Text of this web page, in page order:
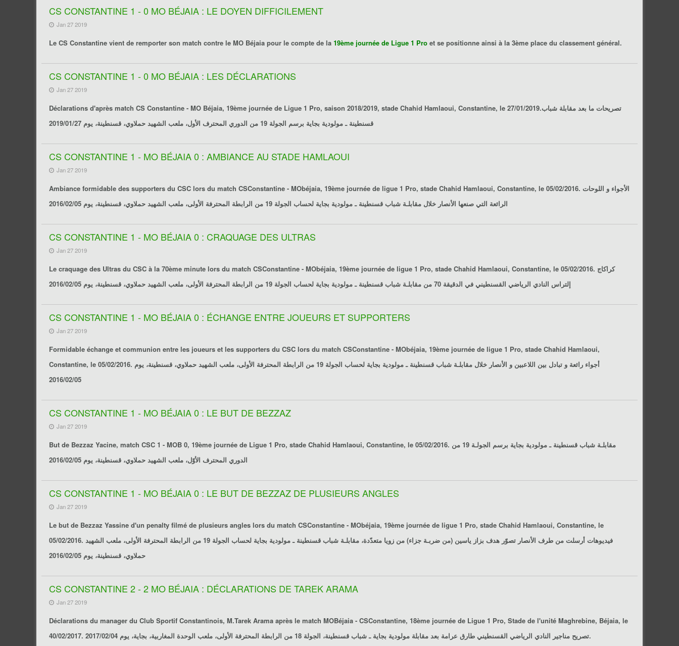
CS CONSTANTINE 1 - 0 MO BÉJAIA : LE DOYEN DIFFICILEMENT
Jan 27 2019
Le CS Constantine vient de remporter son match contre le MO Béjaia pour le compte de la 19ème journée de Ligue 1 Pro et se positionne ainsi à la 3ème place du classement général.
CS CONSTANTINE 1 - 0 MO BÉJAIA : LES DÉCLARATIONS
Jan 27 2019
Déclarations d'après match CS Constantine - MO Béjaia , 19ème journée de Ligue 1 Pro, saison 2018/2019, stade Chahid Hamlaoui, Constantine, le 27/01/2019.تصريحات ما بعد مقابلة شباب
قسنطينة ـ مولودية بجاية برسم الجولة 19 من الدوري المحترف الأول، ملعب الشهيد حملاوي، قسنطينة، يوم 2019/01/27
CS CONSTANTINE 1 - MO BÉJAIA 0 : AMBIANCE AU STADE HAMLAOUI
Jan 27 2019
Ambiance formidable des supporters du CSC lors du match CSConstantine - MObéjaia, 19ème journée de ligue 1 Pro, stade Chahid Hamlaoui, Constantine, le 05/02/2016. الأجواء و اللوحات
الرائعة التي صنعها الأنصار خلال مقابلـة شباب قسنطينة ـ مولودية بجاية لحساب الجولة 19 من الرابطة المحترفة الأولى، ملعب الشهيد حملاوي، قسنطينة، يوم 2016/02/05
CS CONSTANTINE 1 - MO BÉJAIA 0 : CRAQUAGE DES ULTRAS
Jan 27 2019
Le craquage des Ultras du CSC à la 70ème minute lors du match CSConstantine - MObéjaia, 19ème journée de ligue 1 Pro, stade Chahid Hamlaoui, Constantine, le 05/02/2016. كراكاج
إلتراس النادي الرياضي القسنطيني في الدقيقة 70 من مقابلـة شباب قسنطينة ـ مولودية بجاية لحساب الجولة 19 من الرابطة المحترفة الأولى، ملعب الشهيد حملاوي، قسنطينة، يوم 2016/02/05
CS CONSTANTINE 1 - MO BÉJAIA 0 : ÉCHANGE ENTRE JOUEURS ET SUPPORTERS
Jan 27 2019
Formidable échange et communion entre les joueurs et les supporters du CSC lors du match CSConstantine - MObéjaia, 19ème journée de ligue 1 Pro, stade Chahid Hamlaoui,
Constantine, le 05/02/2016. أجواء رائعة و تبادل بين اللاعبين و الأنصار خلال مقابلـة شباب قسنطينة ـ مولودية بجاية لحساب الجولة 19 من الرابطة المحترفة الأولى، ملعب الشهيد حملاوي، قسنطينة، يوم
2016/02/05
CS CONSTANTINE 1 - MO BÉJAIA 0 : LE BUT DE BEZZAZ
Jan 27 2019
But de Bezzaz Yacine, match CSC 1 - MOB 0, 19ème journée de Ligue 1 Pro, stade Chahid Hamlaoui, Constantine, le 05/02/2016. مقابلـة شباب قسنطينة ـ مولودية بجاية برسم الجولـة 19 من
الدوري المحترف الأوّل، ملعب الشهيد حملاوي، قسنطينة، يوم 2016/02/05
CS CONSTANTINE 1 - MO BÉJAIA 0 : LE BUT DE BEZZAZ DE PLUSIEURS ANGLES
Jan 27 2019
Le but de Bezzaz Yassine d'un penalty filmé de plusieurs angles lors du match CSConstantine - MObéjaia, 19ème journée de ligue 1 Pro, stade Chahid Hamlaoui, Constantine, le
05/02/2016. فيديوهات أرسلت من طرف الأنصار تصوّر هدف بزاز ياسين (من ضربـة جزاء) من زويا متعدّدة، مقابلـة شباب قسنطينة ـ مولودية بجاية لحساب الجولة 19 من الرابطة المحترفة الأولى، ملعب الشهيد
حملاوي، قسنطينة، يوم 2016/02/05
CS CONSTANTINE 2 - 2 MO BÉJAIA : DÉCLARATIONS DE TAREK ARAMA
Jan 27 2019
Déclarations du manager du Club Sportif Constantinois, M.Tarek Arama après le match MOBéjaia - CSConstantine, 18ème journée de Ligue 1 Pro, Stade de l'unité Maghrebine, Béjaia, le
40/02/2017. تصريح مناجير النادي الرياضي القسنطيني طارق عرامة بعد مقابلة مولودية بجاية ـ شباب قسنطينة ، الجولة 18 من الرابطة المحترفة الأولى، ملعب الوحدة المغاربية، بجاية، يوم 2017/02/04.